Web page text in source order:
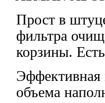
Прост в
фильтра
корзины.
Эффективная
объема